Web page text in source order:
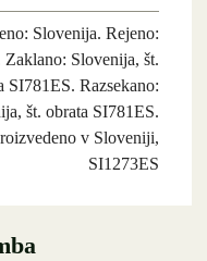
Slovenija. Rejeno:
Zaklano: Slovenija, št.
SI781ES. Razsekano:
št. obrata SI781ES.
v Sloveniji,
SI1273ES